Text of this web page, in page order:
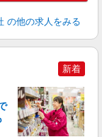
の他の求人をみる
新着